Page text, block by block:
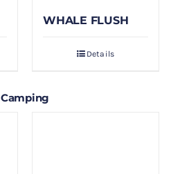
WHALE FLUSH
Details
Camping